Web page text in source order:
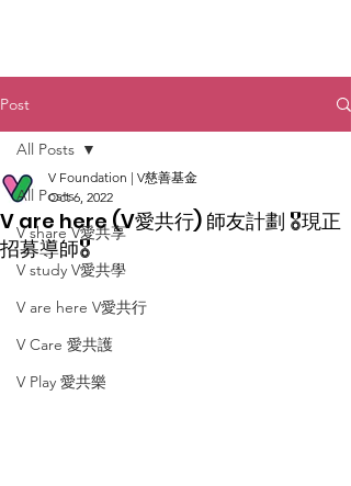
Post
All Posts
V share V愛共享
V study V愛共學
V are here V愛共行
V Care 愛共護
V Play 愛共樂
All Posts
V are here (V愛共行) 師友計劃 🎖️現正
招募導師🎖️
V Foundation | V慈善基金
Oct 6, 2022